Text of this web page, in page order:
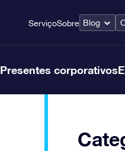
ServiçoSobre Blog
Presentes corporativos